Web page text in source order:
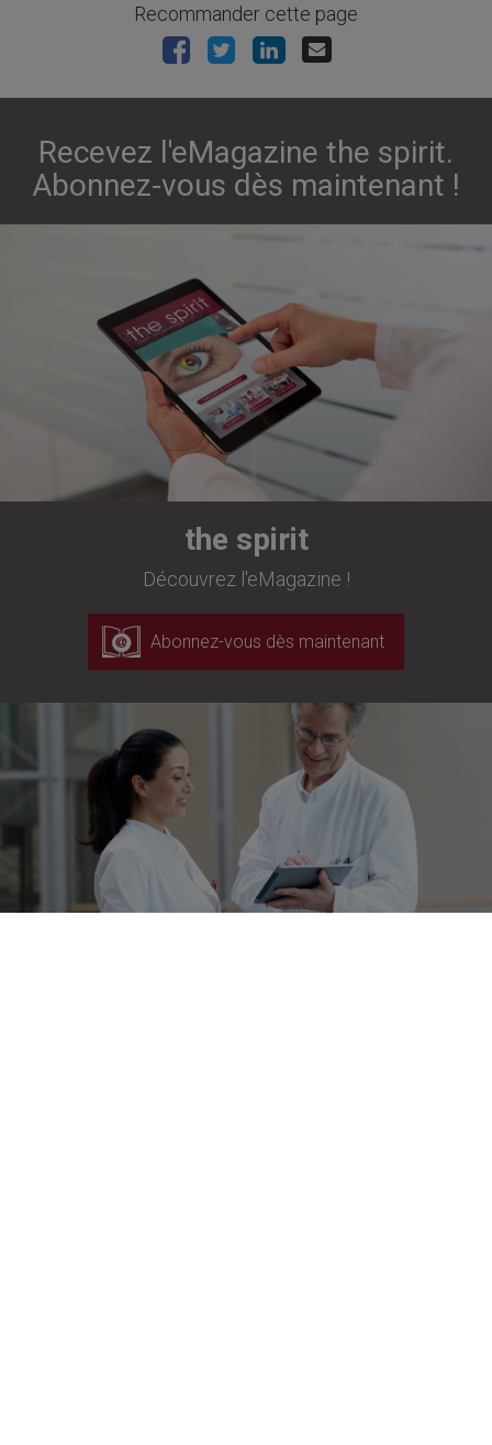
Recommander cette page
Recevez l'eMagazine the spirit.
Abonnez-vous dès maintenant !
the spirit
Découvrez l'eMagazine !
Abonnez-vous dès maintenant